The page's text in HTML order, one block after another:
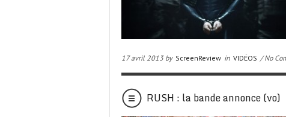
17 avril 2013 by ScreenReview in VIDÉOS / No
RUSH : la bande annonce (vo)